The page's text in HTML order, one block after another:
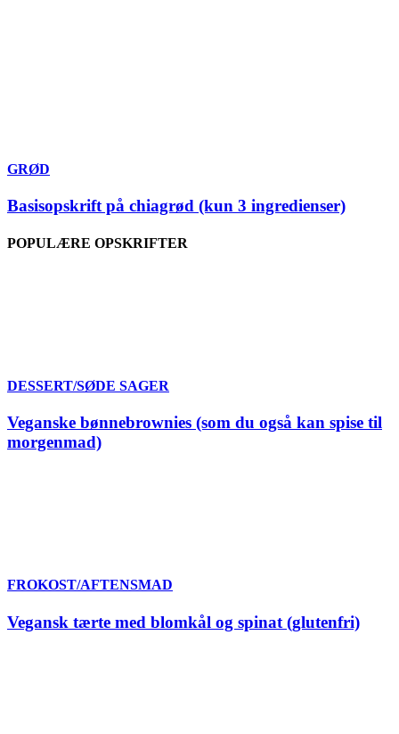
GRØD
Basisopskrift på chiagrød (kun 3 ingredienser)
POPULÆRE OPSKRIFTER
DESSERT/SØDE SAGER
Veganske bønnebrownies (som du også kan spise til
morgenmad)
FROKOST/AFTENSMAD
Vegansk tærte med blomkål og spinat (glutenfri)